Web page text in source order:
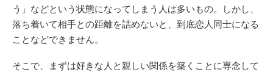
う」などという状態になってしまう人は多いもの。しかし、
落ち着いて相手との距離を詰めないと、到底恋人同士になる
ことなどできません。
そこで、まずは好きな人と親しい関係を築くことに専念して